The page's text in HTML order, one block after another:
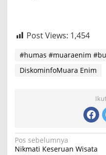
Post Views: 1,454
#humas #muaraenim
DiskominfoMuara Enim
Navigasi
Pos sebelumnya
Nikmati Keseruan Wisata